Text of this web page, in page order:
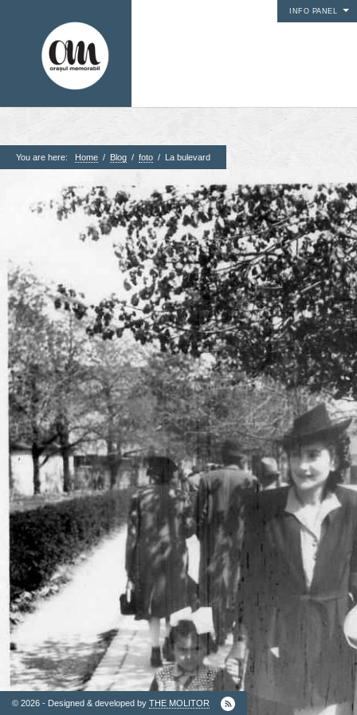
INFO PANEL
1. Pagini
Acasa
Contact
Contribuie si tu
Din arhiva orasului
Editii anterioare
Panorame
2. Finantatori
Ordinul
Arhitectilor
© 2026 - Designed & developed by THE MOLITOR
You are here: Home / Blog / foto / La bulevard